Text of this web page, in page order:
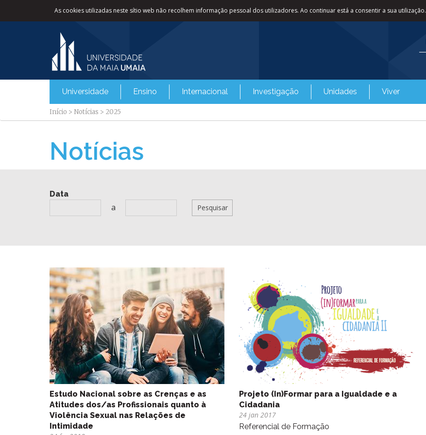
As cookies utilizadas neste sítio web não recolhem informação pessoal dos utilizadores. Ao continuar está a consentir a sua utilização.
Universidade Ensino Internacional Investigação Unidades Viver
Início > Notícias > 2025
Notícias
Data
a
Estudo Nacional sobre as Crenças e as
Atitudes dos/as Profissionais quanto à
Violência Sexual nas Relações de
Intimidade
Projeto (In)Formar para a Igualdade e a
Cidadania
24 jan 2017
Referencial de Formação